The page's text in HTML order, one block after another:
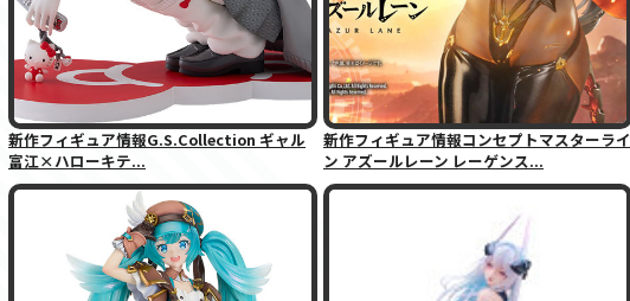
新作フィギュア情報G.S.Collection ギャル
富江×ハローキテ...
新作フィギュア情報コンセプトマスターライ
ン アズールレーン レーゲンス...